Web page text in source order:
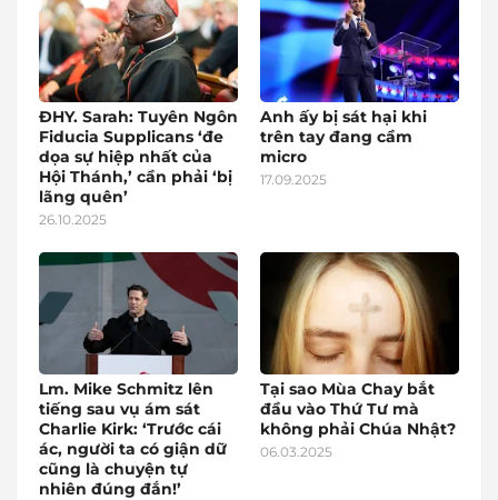
ĐHY. Sarah: Tuyên Ngôn
Fiducia Supplicans ‘đe
dọa sự hiệp nhất của
Hội Thánh,’ cần phải ‘bị
lãng quên’
26.10.2025
Anh ấy bị sát hại khi
trên tay đang cầm
micro
17.09.2025
Lm. Mike Schmitz lên
tiếng sau vụ ám sát
Charlie Kirk: ‘Trước cái
ác, người ta có giận dữ
cũng là chuyện tự
nhiên đúng đắn!’
Tại sao Mùa Chay bắt
đầu vào Thứ Tư mà
không phải Chúa Nhật?
06.03.2025